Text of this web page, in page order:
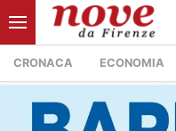
CRONACA ECONOMIA